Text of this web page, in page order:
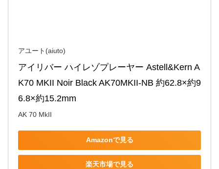
アユート(aiuto)
アイリバー ハイレゾプレーヤー Astell&Kern A
K70 MKII Noir Black AK70MKII-NB 約62.8×約9
6.8×約15.2mm
AK 70 MkII
Amazonで見る
楽天市場で見る